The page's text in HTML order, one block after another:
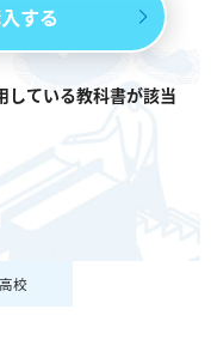
する
ている教科書が該当
校